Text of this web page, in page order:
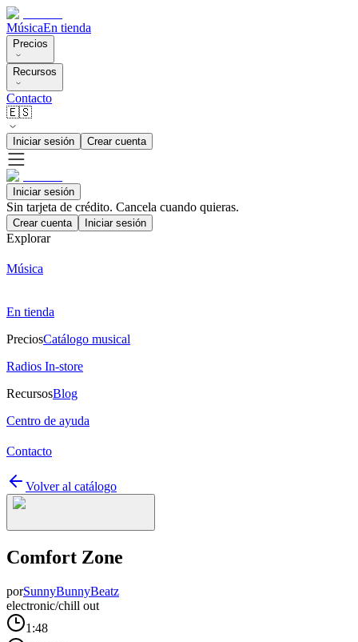
MúsicaEn tienda
Precios
Recursos
Contacto
🇪🇸
Iniciar sesión Crear cuenta
Iniciar sesión
Sin tarjeta de crédito. Cancela cuando quieras.
Crear cuenta Iniciar sesión
Explorar
Música
En tienda
PreciosCatálogo musical
Radios In-store
RecursosBlog
Centro de ayuda
Contacto
Volver al catálogo
Comfort Zone
porSunnyBunnyBeatz
electronic/chill out
1:48